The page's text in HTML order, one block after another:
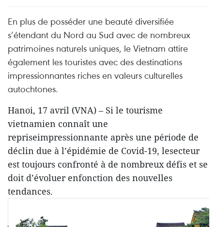
En plus de posséder une beauté diversifiée
s’étendant du Nord au Sud avec de nombreux
patrimoines naturels uniques, le Vietnam attire
également les touristes avec des destinations
impressionnantes riches en valeurs culturelles
autochtones.
Hanoi, 17 avril (VNA) – Si le tourisme
vietnamien connaît une
repriseimpressionnante après une période de
déclin due à l’épidémie de Covid-19, lesecteur
est toujours confronté à de nombreux défis et se
doit d’évoluer enfonction des nouvelles
tendances.